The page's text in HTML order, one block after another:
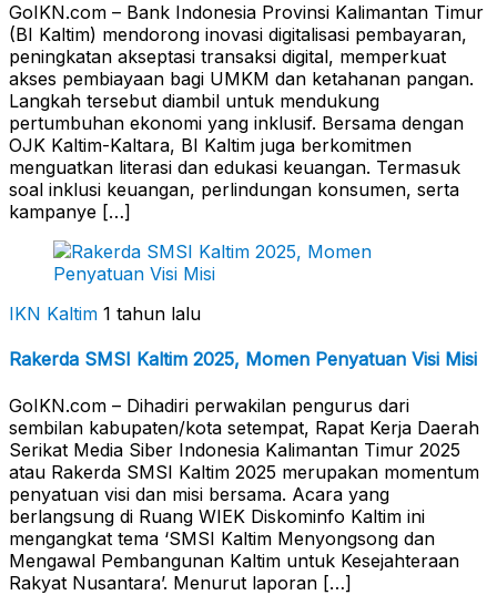
GoIKN.com – Bank Indonesia Provinsi Kalimantan Timur
(BI Kaltim) mendorong inovasi digitalisasi pembayaran,
peningkatan akseptasi transaksi digital, memperkuat
akses pembiayaan bagi UMKM dan ketahanan pangan.
Langkah tersebut diambil untuk mendukung
pertumbuhan ekonomi yang inklusif. Bersama dengan
OJK Kaltim-Kaltara, BI Kaltim juga berkomitmen
menguatkan literasi dan edukasi keuangan. Termasuk
soal inklusi keuangan, perlindungan konsumen, serta
kampanye […]
IKN Kaltim 1 tahun lalu
Rakerda SMSI Kaltim 2025, Momen Penyatuan Visi Misi
GoIKN.com – Dihadiri perwakilan pengurus dari
sembilan kabupaten/kota setempat, Rapat Kerja Daerah
Serikat Media Siber Indonesia Kalimantan Timur 2025
atau Rakerda SMSI Kaltim 2025 merupakan momentum
penyatuan visi dan misi bersama. Acara yang
berlangsung di Ruang WIEK Diskominfo Kaltim ini
mengangkat tema ‘SMSI Kaltim Menyongsong dan
Mengawal Pembangunan Kaltim untuk Kesejahteraan
Rakyat Nusantara’. Menurut laporan […]